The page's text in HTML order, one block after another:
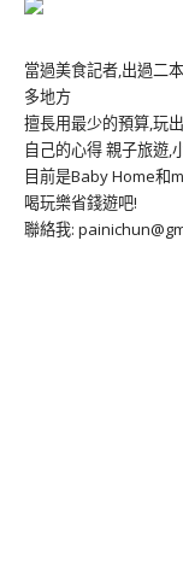
當過美食記者,出過二
多地方
擅長用最少的預算,玩
自己的心得 親子旅遊,
目前是Baby Home和
喝玩樂省錢遊吧!
聯絡我: